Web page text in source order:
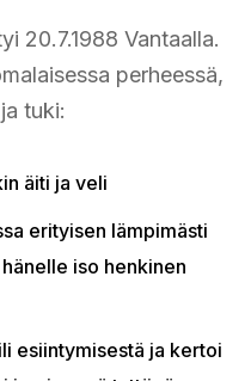
20.7.1988 Vantaalla.
perheessä,
tuki:
äiti ja veli
erityisen lämpimästi
iso henkinen
esiintymisestä ja kertoi